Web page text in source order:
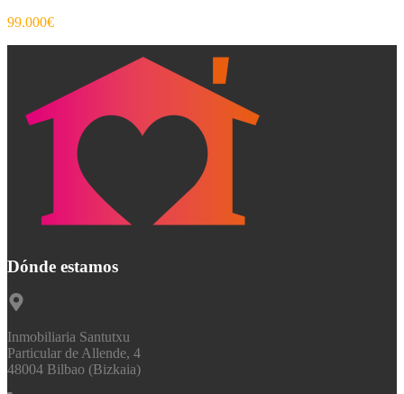
99.000€
Dónde estamos
Inmobiliaria Santutxu
Particular de Allende, 4
48004 Bilbao (Bizkaia)